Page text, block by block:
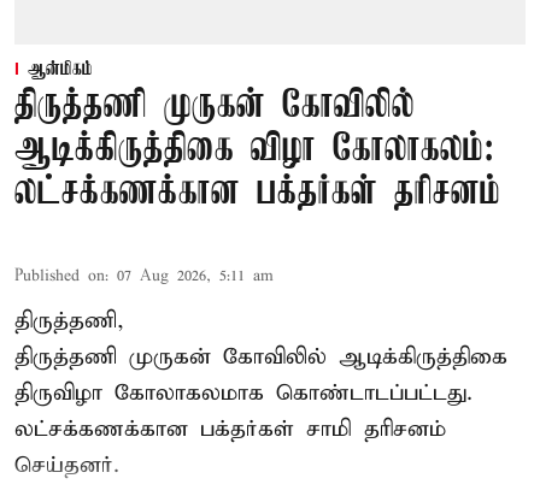
ஆன்மிகம்
திருத்தணி முருகன் கோவிலில்
ஆடிக்கிருத்திகை விழா கோலாகலம்:
லட்சக்கணக்கான பக்தர்கள் தரிசனம்
Published on: 07 Aug 2026, 5:11 am
திருத்தணி,
திருத்தணி முருகன் கோவிலில் ஆடிக்கிருத்திகை
திருவிழா கோலாகலமாக கொண்டாடப்பட்டது.
லட்சக்கணக்கான பக்தர்கள் சாமி தரிசனம்
செய்தனர்.